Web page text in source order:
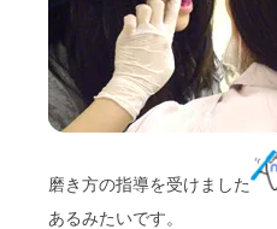
磨き方の指導を受けました
あるみたいです。